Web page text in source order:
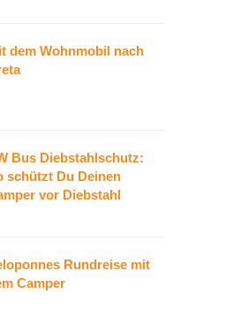
dem Wohnmobil nach
Bus Diebstahlschutz:
schützt Du Deinen
vor Diebstahl
Rundreise mit
Camper